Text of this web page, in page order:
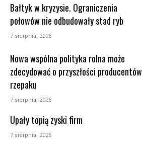
Bałtyk w kryzysie. Ograniczenia
połowów nie odbudowały stad ryb
7 sierpnia, 2026
Nowa wspólna polityka rolna może
zdecydować o przyszłości producentów
rzepaku
7 sierpnia, 2026
Upały topią zyski firm
7 sierpnia, 2026